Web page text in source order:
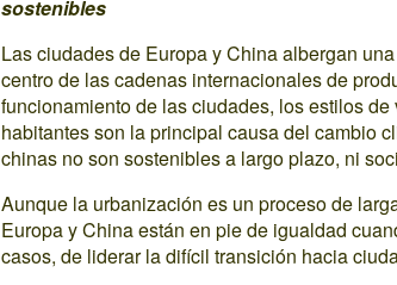
sostenibles
Las ciudades de Europa y China albergan
centro de las cadenas internacionales de
funcionamiento de las ciudades, los estilos
habitantes son la principal causa del cambio
chinas no son sostenibles a largo plazo, ni
Aunque la urbanización es un proceso de
Europa y China están en pie de igualdad
casos, de liderar la difícil transición hacia